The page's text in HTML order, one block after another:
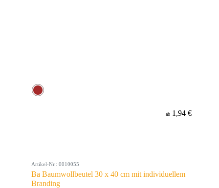
ab 1,94 €
Artikel-Nr.: 0010055
Ba Baumwollbeutel 30 x 40 cm mit individuellem
Branding